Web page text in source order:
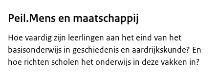
Peil.Mens en maatschappij
Hoe vaardig zijn leerlingen aan het eind van het
basisonderwijs in geschiedenis en aardrijkskunde? En
hoe richten scholen het onderwijs in deze vakken in?